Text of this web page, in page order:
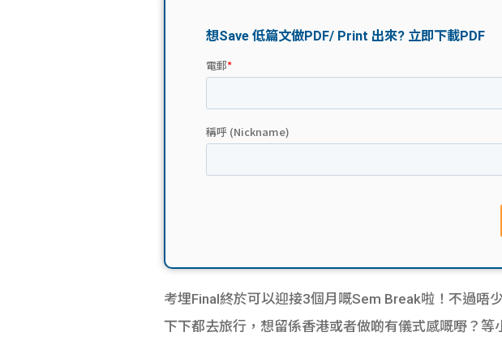
考埋Final終於可以迎接3個月嘅Sem Break啦！不過唔
下下都去旅行，想留係香港或者做啲有儀式感嘅嘢？